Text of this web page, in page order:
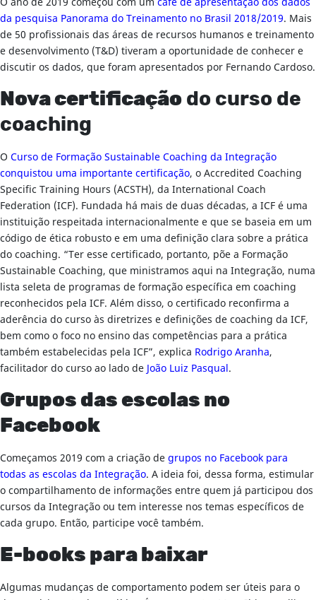
da pesquisa Panorama do Treinamento no Brasil 2018/2019. Mais
de 50 profissionais das áreas de recursos humanos e treinamento
e desenvolvimento (T&D) tiveram a oportunidade de conhecer e
discutir os dados, que foram apresentados por Fernando Cardoso.
Nova certificação do curso de
coaching
O Curso de Formação Sustainable Coaching da Integração
conquistou uma importante certificação, o Accredited Coaching
Specific Training Hours (ACSTH), da International Coach
Federation (ICF). Fundada há mais de duas décadas, a ICF é uma
instituição respeitada internacionalmente e que se baseia em um
código de ética robusto e em uma definição clara sobre a prática
do coaching. “Ter esse certificado, portanto, põe a Formação
Sustainable Coaching, que ministramos aqui na Integração, numa
lista seleta de programas de formação específica em coaching
reconhecidos pela ICF. Além disso, o certificado reconfirma a
aderência do curso às diretrizes e definições de coaching da ICF,
bem como o foco no ensino das competências para a prática
também estabelecidas pela ICF”, explica Rodrigo Aranha,
facilitador do curso ao lado de João Luiz Pasqual.
Grupos das escolas no
Facebook
Começamos 2019 com a criação degrupos no Facebook para
todas as escolas da Integração. A ideia foi, dessa forma, estimular
o compartilhamento de informações entre quem já participou dos
cursos da Integração ou tem interesse nos temas específicos de
cada grupo. Então, participe você também.
E-books para baixar
Algumas mudanças de comportamento podem ser úteis para o